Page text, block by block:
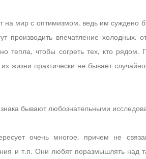
мир с оптимизмом, ведь им суждено
производить впечатление холодных,
тепла, чтобы согреть тех, кто
жизни практически не бывает
бывают любознательными
очень многое, причем не
и т.п. Они любят поразмышлять над